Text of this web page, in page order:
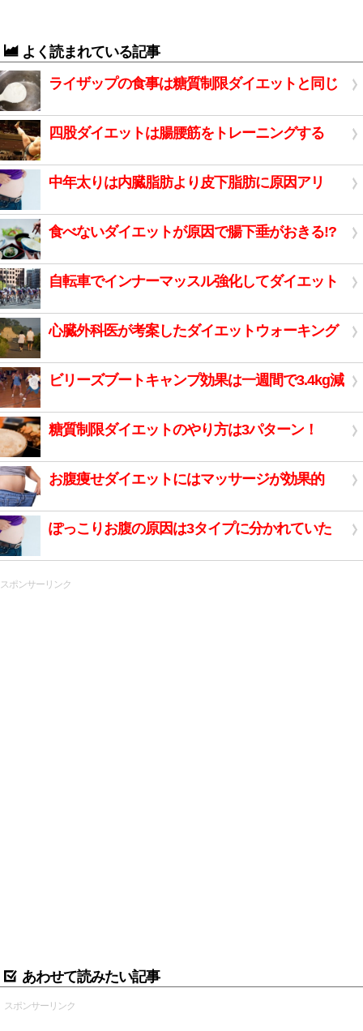
よく読まれている記事
ライザップの食事は糖質制限ダイエットと同じ
四股ダイエットは腸腰筋をトレーニングする
中年太りは内臓脂肪より皮下脂肪に原因アリ
食べないダイエットが原因で腸下垂がおきる!?
自転車でインナーマッスル強化してダイエット
心臓外科医が考案したダイエットウォーキング
ビリーズブートキャンプ効果は一週間で3.4kg減
糖質制限ダイエットのやり方は3パターン！
お腹痩せダイエットにはマッサージが効果的
ぽっこりお腹の原因は3タイプに分かれていた
スポンサーリンク
あわせて読みたい記事
スポンサーリンク